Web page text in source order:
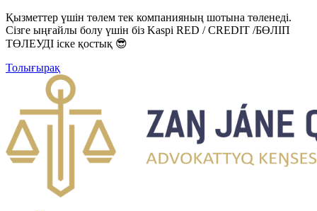
Қызметтер үшін төлем тек компанияның шотына төленеді.
Сізге ыңғайлы болу үшін біз Kaspi RED / CREDIT /БӨЛІП
ТӨЛЕУДІ іске қостық 😎
Толығырақ